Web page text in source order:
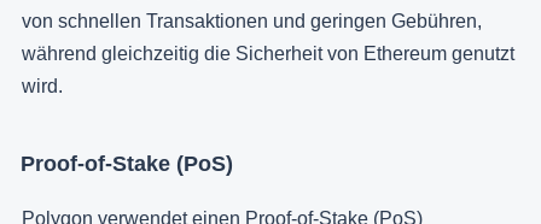
von schnellen Transaktionen und geringen Gebühren,
während gleichzeitig die Sicherheit von Ethereum genutzt
wird.
Proof-of-Stake (PoS)
Polygon verwendet einen Proof-of-Stake (PoS)